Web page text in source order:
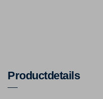
Productdetails